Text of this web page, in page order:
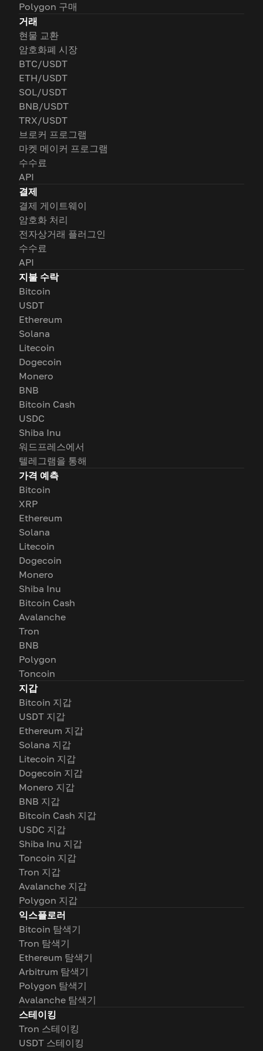
Polygon 구매
거래
현물 교환
암호화폐 시장
BTC/USDT
ETH/USDT
SOL/USDT
BNB/USDT
TRX/USDT
브로커 프로그램
마켓 메이커 프로그램
수수료
API
결제
결제 게이트웨이
암호화 처리
전자상거래 플러그인
수수료
API
지불 수락
Bitcoin
USDT
Ethereum
Solana
Litecoin
Dogecoin
Monero
BNB
Bitcoin Cash
USDC
Shiba Inu
워드프레스에서
텔레그램을 통해
가격 예측
Bitcoin
XRP
Ethereum
Solana
Litecoin
Dogecoin
Monero
Shiba Inu
Bitcoin Cash
Avalanche
Tron
BNB
Polygon
Toncoin
지갑
Bitcoin 지갑
USDT 지갑
Ethereum 지갑
Solana 지갑
Litecoin 지갑
Dogecoin 지갑
Monero 지갑
BNB 지갑
Bitcoin Cash 지갑
USDC 지갑
Shiba Inu 지갑
Toncoin 지갑
Tron 지갑
Avalanche 지갑
Polygon 지갑
익스플로러
Bitcoin 탐색기
Tron 탐색기
Ethereum 탐색기
Arbitrum 탐색기
Polygon 탐색기
Avalanche 탐색기
스테이킹
Tron 스테이킹
USDT 스테이킹